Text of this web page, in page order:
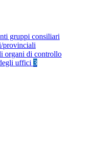
gruppi consiliari
provinciali
organi di controllo
uffici 3